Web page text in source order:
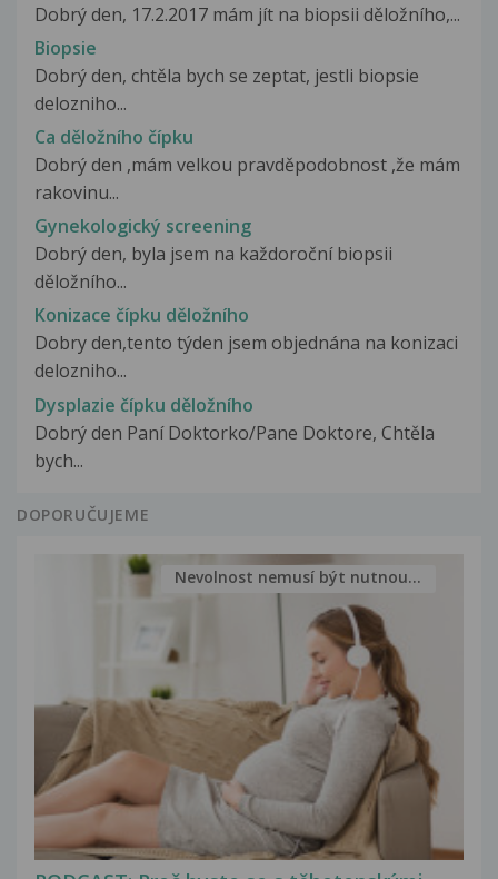
Dobrý den, 17.2.2017 mám jít na biopsii děložního,...
Biopsie
Dobrý den, chtěla bych se zeptat, jestli biopsie
delozniho...
Ca děložního čípku
Dobrý den ,mám velkou pravděpodobnost ,že mám
rakovinu...
Gynekologický screening
Dobrý den, byla jsem na každoroční biopsii
děložního...
Konizace čípku děložního
Dobry den,tento týden jsem objednána na konizaci
delozniho...
Dysplazie čípku děložního
Dobrý den Paní Doktorko/Pane Doktore, Chtěla
bych...
DOPORUČUJEME
Nevolnost nemusí být nutnou...